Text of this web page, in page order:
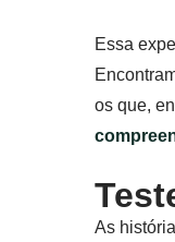
Essa
os que,
As